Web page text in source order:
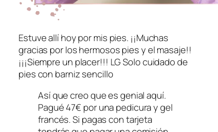
Estuve allí hoy por mis pies. ¡¡Muchas
gracias por los hermosos pies y el masaje!!
¡¡¡Siempre un placer!!! LG Solo cuidado de
pies con barniz sencillo
Así que creo que es genial aquí.
Pagué 47€ por una pedicura y gel
francés. Si pagas con tarjeta